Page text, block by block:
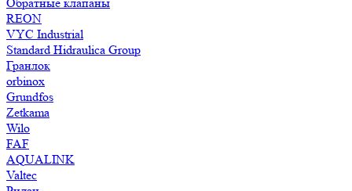
REON
VYC Industrial
Standard Hidraulica Group
Гранлок
orbinox
Grundfos
Zetkama
Wilo
FAF
AQUALINK
Valtec